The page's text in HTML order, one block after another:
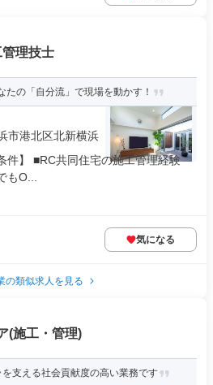
理技士
たの「自分流」で現場を動かす！
市港北区北新横浜
件】 ■RC共同住宅の施工管理経験
もO...
気になる
の類似求人を見る
(施工・管理)
支える社会貢献度の高い業務です